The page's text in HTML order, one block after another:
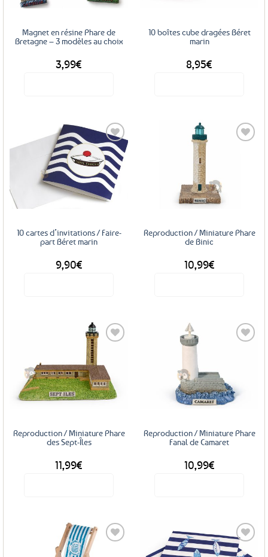
Magnet en résine Phare de
Bretagne – 3 modèles au choix
3,99€
plusieurs
variations.
peuvent
être
sur
10 boîtes cube dragées Béret
marin
8,95€
Ajouter
aux
favoris
10 cartes d’invitations / Faire-
part Béret marin
9,90€
Reproduction / Miniature Phare
de Binic
10,99€
Ajouter
aux
favoris
Reproduction / Miniature Phare
des Sept-Îles
11,99€
favoris
Reproduction / Miniature Phare
Fanal de Camaret
10,99€